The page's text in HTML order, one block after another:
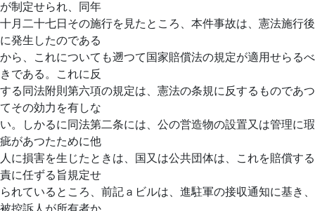
が制定せられ、同年
十月二十七日その施行を見たところ、本件事故は、憲法施行後
に発生したのである
から、これについても遡つて国家賠償法の規定が適用せらるべ
きである。これに反
する同法附則第六項の規定は、憲法の条規に反するものであつ
てその効力を有しな
い。しかるに同法第二条には、公の営造物の設置又は管理に瑕
疵があつたために他
人に損害を生じたときは、国又は公共団体は、これを賠償する
責に任ずる旨規定せ
られているところ、前記ａビルは、進駐軍の接収通知に基き、
被控訴人が所有者か